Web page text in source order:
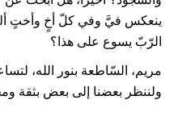
ينعكس فيَّ وفي كلّ أخٍ وأختٍ
الرّبّ يسوع على هذا؟
مريم، السّاطعة بنور الله،
ولننظر بعضنا إلى بعض بثقة